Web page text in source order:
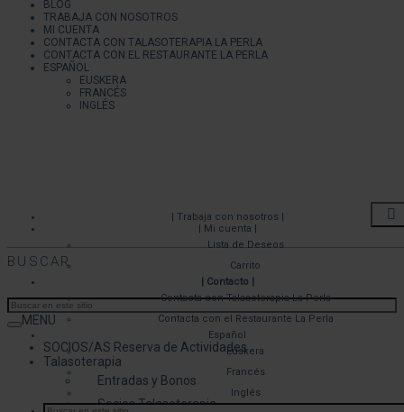
BLOG
TRABAJA CON NOSOTROS
MI CUENTA
CONTACTA CON TALASOTERAPIA LA PERLA
CONTACTA CON EL RESTAURANTE LA PERLA
ESPAÑOL
EUSKERA
FRANCÉS
INGLÉS
| Trabaja con nosotros |
| Mi cuenta |
Lista de Deseos
Carrito
| Contacto |
Contacta con Talasoterapia La Perla
Contacta con el Restaurante La Perla
Español
Euskera
Francés
Inglés
BUSCAR
MENU
SOCIOS/AS Reserva de Actividades
Talasoterapia
Entradas y Bonos
Socios Talasoterapia